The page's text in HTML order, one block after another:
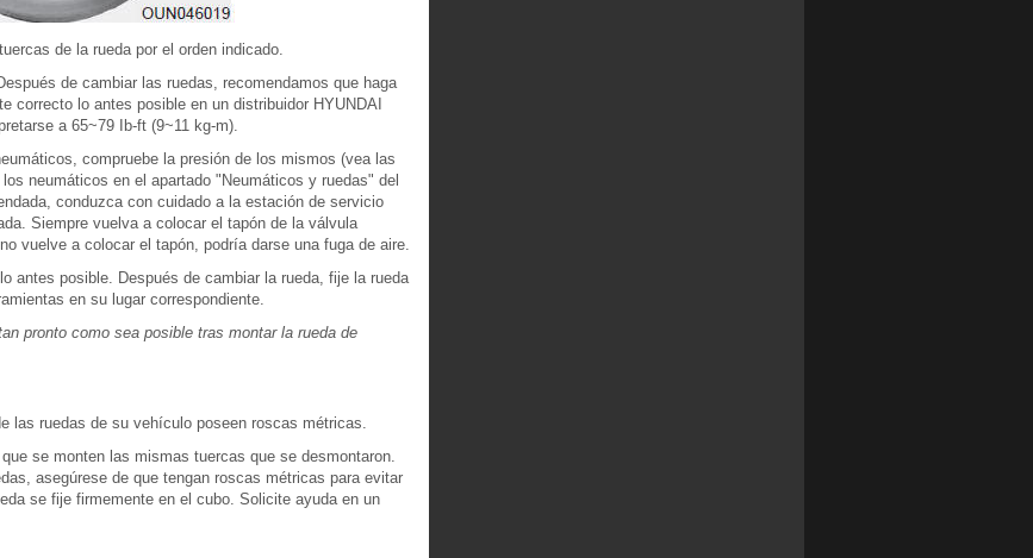
de la rueda por el orden indicado.
de cambiar las ruedas, recomendamos que haga
correcto lo antes posible en un distribuidor HYUNDAI
a 65~79 Ib-ft (9~11 kg-m).
compruebe la presión de los mismos (vea las
neumáticos en el apartado "Neumáticos y ruedas" del
conduzca con cuidado a la estación de servicio
Siempre vuelva a colocar el tapón de la válvula
vuelve a colocar el tapón, podría darse una fuga de aire.
antes posible. Después de cambiar la rueda, fije la rueda
en su lugar correspondiente.
pronto como sea posible tras montar la rueda de
las ruedas de su vehículo poseen roscas métricas.
se monten las mismas tuercas que se desmontaron.
asegúrese de que tengan roscas métricas para evitar
se fije firmemente en el cubo. Solicite ayuda en un